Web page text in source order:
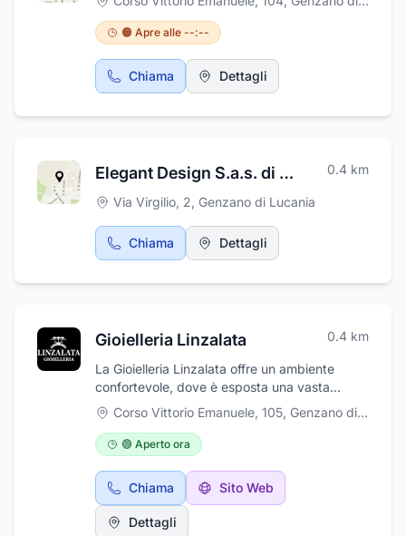
🟠 Apre alle --:--
Chiama Dettagli
Elegant Design S.a.s. di Maria Potenza & C. 0.4 km
Via Virgilio, 2, Genzano di Lucania
Chiama Dettagli
Gioielleria Linzalata 0.4 km
La Gioielleria Linzalata offre un ambiente
confortevole, dove è esposta una vasta
gamma di articoli di gioielleria in oro ed in
argento delle migliori marche quali STROILI,
DONNAORO, BREIL, HERVIT, OTTAVIANI, ma
non solo, sono presenti anche articoli
d'argenteria e un'ampia scelta di orologi di
diverse marche e di bigiotteria. La Gioielleria
Linzalata si trova a Genzano di Lucania, nel
corso principale del paese nominato Corso
Corso Vittorio Emanuele, 105, Genzano di Lucania
🟢 Aperto ora
Chiama Sito Web
Dettagli